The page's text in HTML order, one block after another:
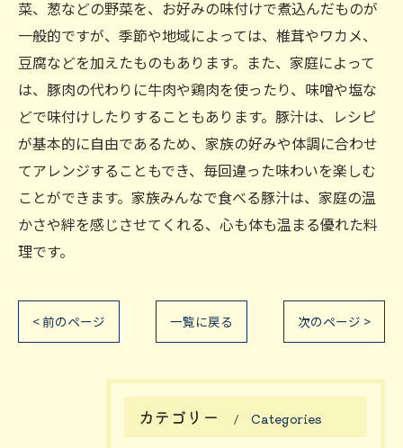
菜、葱などの野菜を、お好みの味付けで煮込んだものが
一般的ですが、季節や地域によっては、椎茸やワカメ、
豆腐などを加えたものもあります。また、家庭によって
は、豚肉の代わりに牛肉や鶏肉を使ったり、味噌や塩な
どで味付けしたりすることもあります。豚汁は、レシピ
が基本的に自由であるため、家族の好みや体調に合わせ
てアレンジすることもでき、毎回違った味わいを楽しむ
ことができます。家族みんなで食べる豚汁は、家庭の温
かさや絆を感じさせてくれる、心も体も温まる優れた料
理です。
< 前のページ 一覧に戻る 次のページ >
カテゴリー Categories